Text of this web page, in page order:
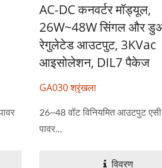
AC-DC कनवर्टर मॉड्यूल,
26W~48W सिंगल और
रेगुलेटेड आउटपुट, 3KVac
आइसोलेशन, DIL7 पैकेज
GA030 श्रृंखला
26~48 वॉट विनियमित आउटपुट
पावर...
विवरण